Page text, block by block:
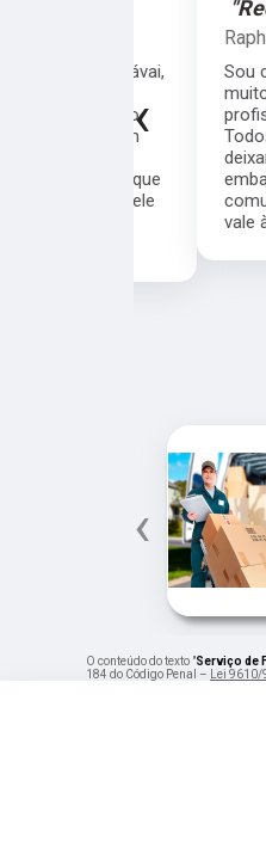
Raphael
Sou
muito pela
Todos
deixar o
vale à
‹
‹
O conteúdo do texto "Serviço de
184 do Código Penal –
Lei